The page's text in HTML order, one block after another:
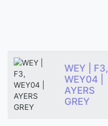
WEY | F3,
WEY04 |
AYERS
GREY